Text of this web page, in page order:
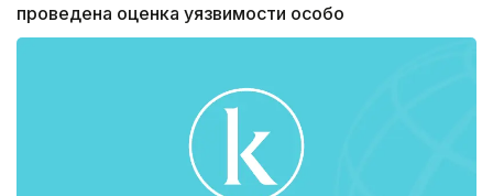
проведена оценка уязвимости особо